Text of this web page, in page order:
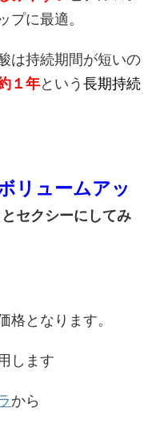
プに最適。
は持続期間が短いの
１年という長期持続
リュームアッ
セクシーにしてみ
格となります。
します
から